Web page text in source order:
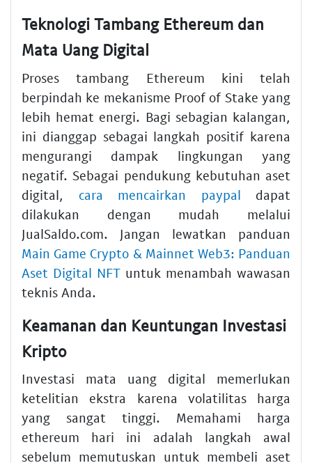
Teknologi Tambang Ethereum dan
Mata Uang Digital
Proses tambang Ethereum kini telah
berpindah ke mekanisme Proof of Stake yang
lebih hemat energi. Bagi sebagian kalangan,
ini dianggap sebagai langkah positif karena
mengurangi dampak lingkungan yang
negatif. Sebagai pendukung kebutuhan aset
digital, cara mencairkan paypal dapat
dilakukan dengan mudah melalui
JualSaldo.com. Jangan lewatkan panduan
Main Game Crypto & Mainnet Web3: Panduan
Aset Digital NFT untuk menambah wawasan
teknis Anda.
Keamanan dan Keuntungan Investasi
Kripto
Investasi mata uang digital memerlukan
ketelitian ekstra karena volatilitas harga
yang sangat tinggi. Memahami harga
ethereum hari ini adalah langkah awal
sebelum memutuskan untuk membeli aset